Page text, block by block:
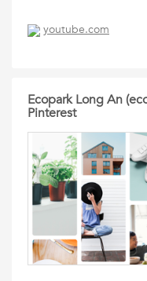
youtube.com
Ecopark Long An
Pinterest